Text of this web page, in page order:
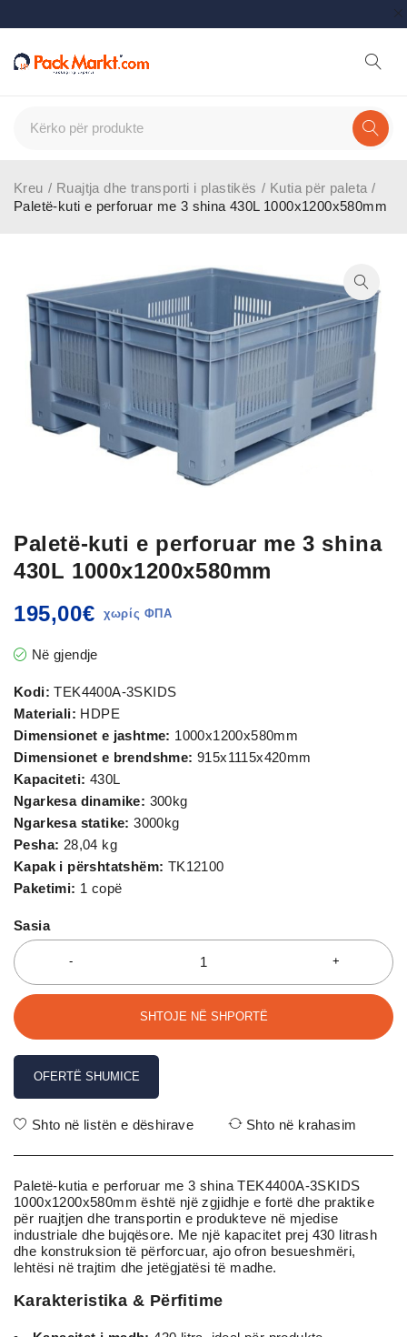
Kreu / Ruajtja dhe transporti i plastikës / Kutia për paleta /
Paletë-kuti e perforuar me 3 shina 430L 1000x1200x580mm
Paletë-kuti e perforuar me 3 shina
430L 1000x1200x580mm
195,00€
Në gjendje
Kodi: TEK4400A-3SKIDS
Materiali: HDPE
Dimensionet e jashtme: 1000x1200x580mm
Dimensionet e brendshme: 915x1115x420mm
Kapaciteti: 430L
Ngarkesa dinamike: 300kg
Ngarkesa statike: 3000kg
Pesha: 28,04 kg
Kapak i përshtatshëm: TK12100
Paketimi: 1 copë
Sasia
SHTOJE NË SHPORTË
OFERTË SHUMICE
Shto në listën e dëshirave Shto në krahasim
Paletë-kutia e perforuar me 3 shina TEK4400A-3SKIDS
1000x1200x580mm është një zgjidhje e fortë dhe praktike
për ruajtjen dhe transportin e produkteve në mjedise
industriale dhe bujqësore. Me një kapacitet prej 430 litrash
dhe konstruksion të përforcuar, ajo ofron besueshmëri,
lehtësi në trajtim dhe jetëgjatësi të madhe.
Karakteristika & Përfitime